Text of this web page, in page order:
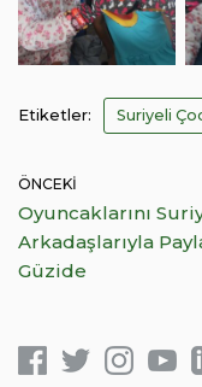
Etiketler: Suriyeli
ÖNCEKI
Oyuncaklarını
Arkadaşlarıyla
Güzide